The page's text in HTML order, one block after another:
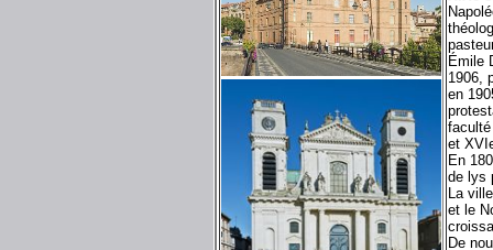
Émile
1906,
en
et
En
de lys
La
et le
De